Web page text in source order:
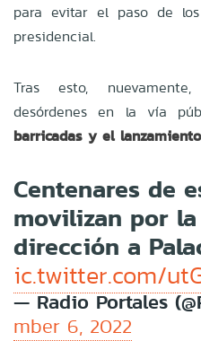
para evitar el paso de
presidencial.
Tras esto,
desórdenes en la vía
barricadas y el
Centenares de
movilizan por
dirección a
ic.twitter.com/
— Radio Portales
mber 6, 2022